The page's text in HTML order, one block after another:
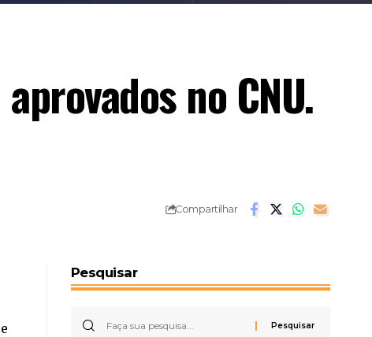
no CNU.
Compartilhar
Pesquisar